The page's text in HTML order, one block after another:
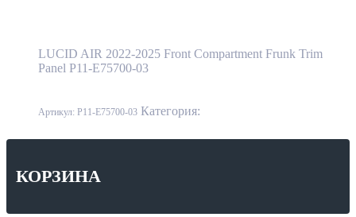
LUCID AIR 2022-2025 Front Compartment Frunk Trim
Panel P11-E75700-03
Артикул: P11-E75700-03 Категория:
КОРЗИНА